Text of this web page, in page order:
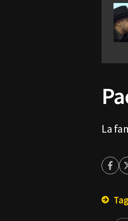
La